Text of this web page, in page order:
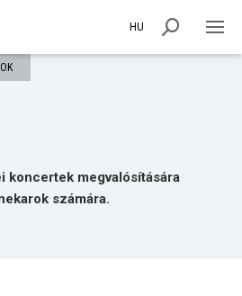
HU
koncertek megvalósítására
számára.